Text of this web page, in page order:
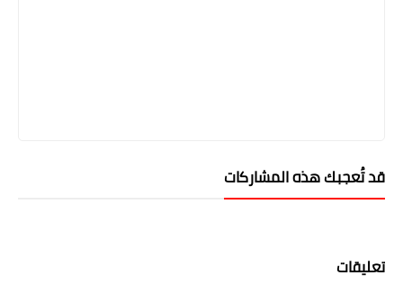
قد تُعجبك هذه المشاركات
تعليقات